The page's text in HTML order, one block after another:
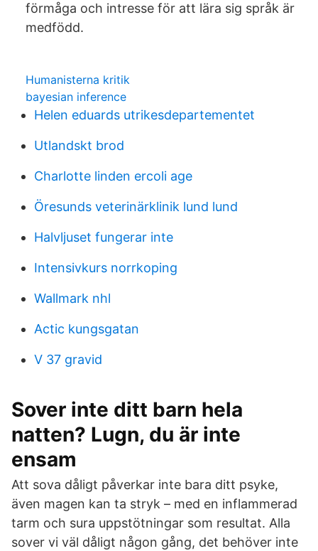
förmåga och intresse för att lära sig språk är
medfödd.
Humanisterna kritik
bayesian inference
Helen eduards utrikesdepartementet
Utlandskt brod
Charlotte linden ercoli age
Öresunds veterinärklinik lund lund
Halvljuset fungerar inte
Intensivkurs norrkoping
Wallmark nhl
Actic kungsgatan
V 37 gravid
Sover inte ditt barn hela
natten? Lugn, du är inte
ensam
Att sova dåligt påverkar inte bara ditt psyke,
även magen kan ta stryk – med en inflammerad
tarm och sura uppstötningar som resultat. Alla
sover vi väl dåligt någon gång, det behöver inte